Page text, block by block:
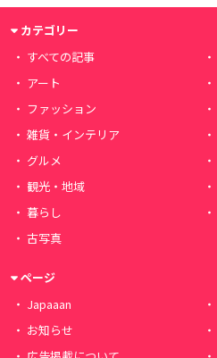
カテゴリー
すべての記事
アート
ファッション
雑貨・インテリア
グルメ
観光・地域
暮らし
古写真
ページ
Japaaan
お知らせ